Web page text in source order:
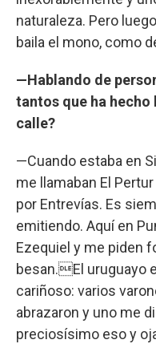
naturaleza. Pero
baila el mono, como
—Hablando de
tantos que ha hecho
calle?
—Cuando estaba en
me llamaban El
por Entrevías. Es
emitiendo. Aquí en
Ezequiel y me piden
besan.El uruguayo
cariñoso: varios
abrazaron y uno me
preciosísimo eso y